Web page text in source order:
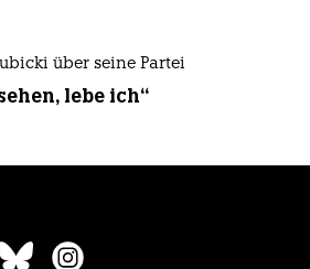
über seine Partei
lebe ich“